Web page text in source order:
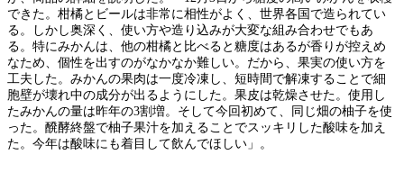
できた。柑橘とビールは非常に相性がよく、世界各国で造られてい
る。しかし奥深く、使い方や造り込みが大変な組み合わせでもあ
る。特にみかんは、他の柑橘と比べると糖度はあるが香りが控えめ
なため、個性を出すのがなかなか難しい。だから、果実の使い方を
工夫した。みかんの果肉は一度冷凍し、短時間で解凍することで細
胞壁が壊れ中の成分が出るようにした。果皮は乾燥させた。使用し
たみかんの量は昨年の3割増。そして今回初めて、同じ畑の柚子を使
った。醗酵終盤で柚子果汁を加えることでスッキリした酸味を加え
た。今年は酸味にも着目して飲んでほしい」。